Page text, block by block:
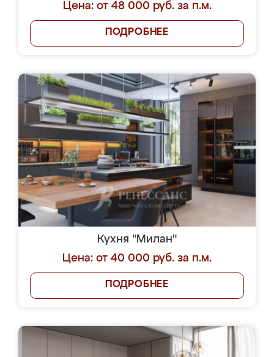
Цена: от 48 000 руб. за п.м.
ПОДРОБНЕЕ
Кухня "Милан"
Цена: от 40 000 руб. за п.м.
ПОДРОБНЕЕ